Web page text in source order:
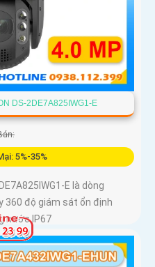
DS-2DE7A825IWG1-E
5%-35%
E là dòng
360 độ giám sát ổn định
nước IP67